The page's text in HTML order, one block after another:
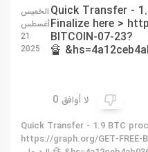
🔏 🔜 Quick Transfer
Finalize here >
BITCOIN-07-23?
الخميس
أغسطس
21
2025
لا أوافق 0
🔏 🔜 Quick Transfer - 1.9 BTC
https://graph.org/GET-FREE-